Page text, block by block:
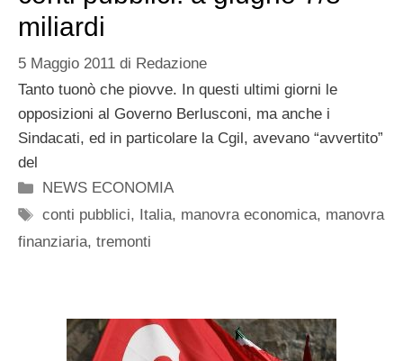
miliardi
5 Maggio 2011 di Redazione
Tanto tuonò che piovve. In questi ultimi giorni le
opposizioni al Governo Berlusconi, ma anche i
Sindacati, ed in particolare la Cgil, avevano “avvertito”
del
Categorie
NEWS ECONOMIA
Tag
conti pubblici, Italia, manovra economica, manovra
finanziaria, tremonti